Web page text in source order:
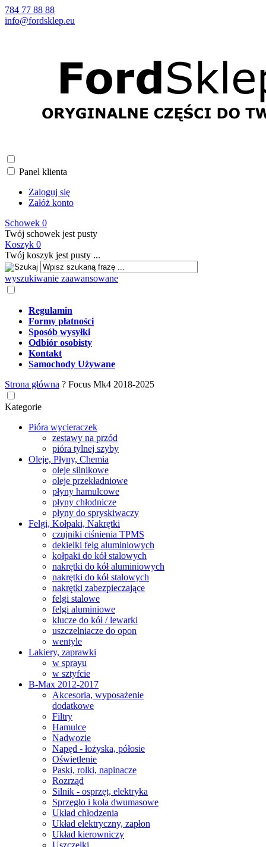
784 77 88 88
info@fordsklep.eu
Panel klienta
Zaloguj się
Załóż konto
Schowek 0
Twój schowek jest pusty
Koszyk 0
Twój koszyk jest pusty ...
wyszukiwanie zaawansowane
Regulamin
Formy płatności
Sposób wysyłki
Odbiór osobisty
Kontakt
Samochody Używane
Strona główna ? Focus Mk4 2018-2025
Kategorie
Pióra wycieraczek
zestawy na przód
pióra tylnej szyby
Oleje, Płyny, Chemia
oleje silnikowe
oleje przekładniowe
płyny hamulcowe
płyny chłodnicze
płyny do spryskiwaczy
Felgi, Kołpaki, Nakrętki
czujniki ciśnienia TPMS
dekielki felg aluminiowych
kołpaki do kół stalowych
nakrętki do kół aluminiowych
nakrętki do kół stalowych
nakrętki zabezpieczające
felgi stalowe
felgi aluminiowe
klucze do kół / lewarki
uszczelniacze do opon
wentyle
Lakiery, zaprawki
w sprayu
w sztyfcie
B-Max 2012-2017
Akcesoria, wyposażenie
dodatkowe
Filtry
Hamulce
Nadwozie
Napęd - łożyska, półosie
Oświetlenie
Paski, rolki, napinacze
Rozrząd
Silnik - osprzęt, elektryka
Sprzęgło i koła dwumasowe
Układ chłodzenia
Układ elektryczny, zapłon
Układ kierowniczy
Uszczelki